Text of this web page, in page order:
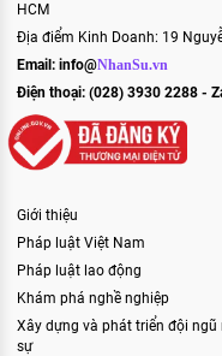
HCM
Địa điểm Kinh Doanh: 19
Email: info@NhanSu.vn
Điện thoại: (028) 3930 2288 -
Giới thiệu
Pháp luật Việt Nam
Pháp luật lao động
Khám phá nghề nghiệp
Xây dựng và phát triển đội ngũ
sự